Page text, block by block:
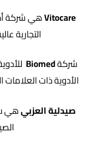
Vitocareهي شركة
التجارية
شركةBiomed
الأدوية ذات العلامات
صيدلية العزبيهي